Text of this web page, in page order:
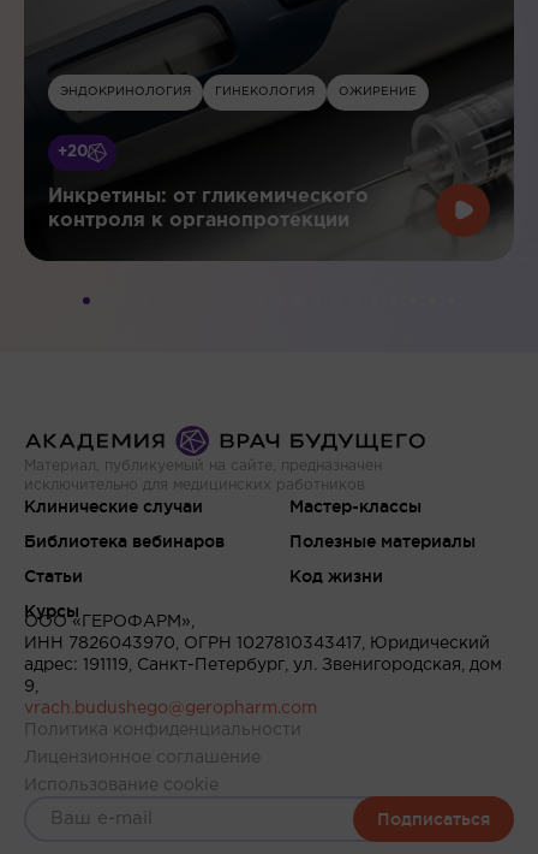
ЭНДОКРИНОЛОГИЯ ГИНЕКОЛОГИЯ ОЖИРЕНИЕ
+20
Инкретины: от гликемического
контроля к органопротекции
Материал, публикуемый на сайте, предназначен
исключительно для медицинских работников
Клинические случаи
Библиотека вебинаров
Статьи
Курсы
Мастер-классы
Полезные материалы
Код жизни
ООО «ГЕРОФАРМ»,
ИНН 7826043970, ОГРН 1027810343417, Юридический
адрес: 191119, Санкт-Петербург, ул. Звенигородская, дом
9,
vrach.budushego@geropharm.com
Политика конфиденциальности
Лицензионное соглашение
Использование cookie
Подписаться